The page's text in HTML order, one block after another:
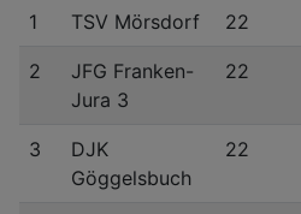
1 TSV Mörsdorf 22
2
JFG Franken-
Jura 3
22
3
DJK
Göggelsbuch
22